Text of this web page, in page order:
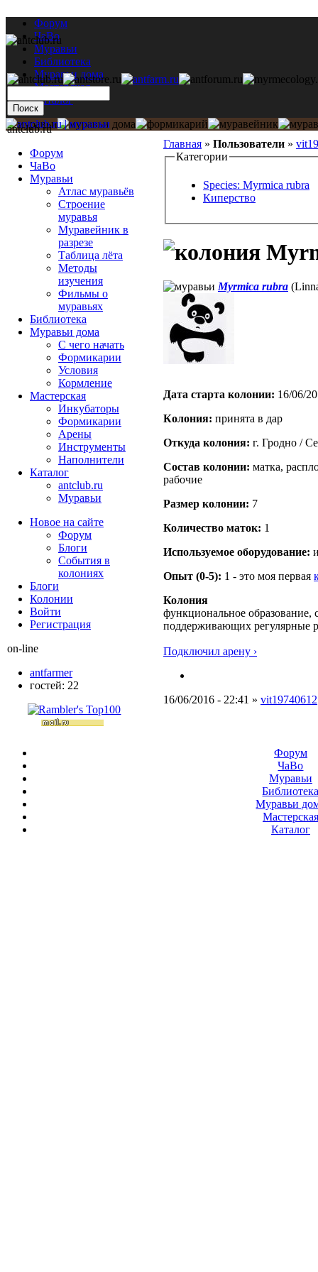
Форум
ЧаВо
Муравьи
Библиотека
Муравьи дома
Мастерская
Каталог
Главная » Пользователи »
Категории
Species: Myrmica rubra
Киперство
Myrmica rubra
Дата старта кoлонии: 16/06/
Кoлония: принята в дар
Откуда кoлония: г. Гродно /
Состав кoлонии: матка,
рабочие
Размер кoлонии: 7
Количество маток: 1
Используемое оборудование:
Опыт (0-5): 1 - это моя первая
Колония
функциональное образование,
поддерживающих регулярные
Подключил арену ›
16/06/2016 - 22:41 » vit19740612
antclub.ru
Форум
ЧаВо
Муравьи
Атлас муравьёв
Строение
муравья
Муравейник в
разрезе
Таблица лёта
Методы
изучения
Фильмы о
муравьях
Библиотека
Муравьи дома
С чего начать
Формикарии
Условия
Кормление
Мастерская
Инкубаторы
Формикарии
Арены
Инструменты
Наполнители
Каталог
antclub.ru
Муравьи
Новое на сайте
Форум
Блоги
События в
колониях
Блоги
Колонии
Войти
Peгиcтpaция
on-line
antfarmer
гостей: 22
Форум
ЧаВо
Муравьи
Муравьи
Мастерская
Каталог